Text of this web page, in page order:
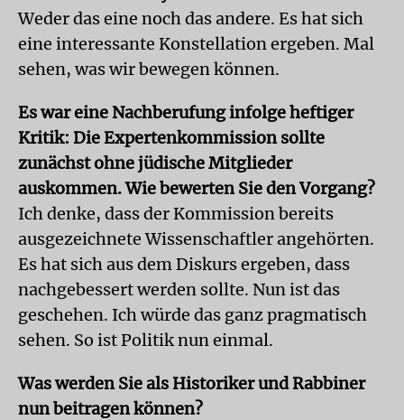
Weder das eine noch das andere. Es hat sich
eine interessante Konstellation ergeben. Mal
sehen, was wir bewegen können.
Es war eine Nachberufung infolge heftiger
Kritik: Die Expertenkommission sollte
zunächst ohne jüdische Mitglieder
auskommen. Wie bewerten Sie den Vorgang?
Ich denke, dass der Kommission bereits
ausgezeichnete Wissenschaftler angehörten.
Es hat sich aus dem Diskurs ergeben, dass
nachgebessert werden sollte. Nun ist das
geschehen. Ich würde das ganz pragmatisch
sehen. So ist Politik nun einmal.
Was werden Sie als Historiker und Rabbiner
nun beitragen können?